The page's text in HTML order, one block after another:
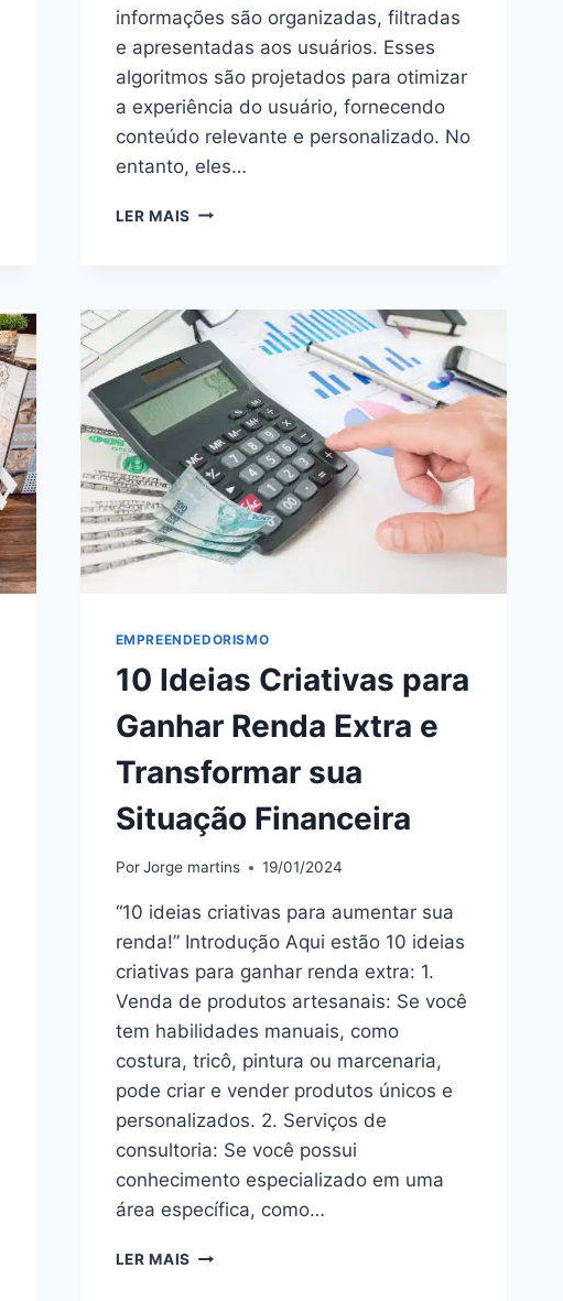
informações são organizadas, filtradas
e apresentadas aos usuários. Esses
algoritmos são projetados para otimizar
a experiência do usuário, fornecendo
conteúdo relevante e personalizado. No
entanto, eles…
LER MAIS DESVENDANDO
COMO
MAXIMIZAR
O
SEU
SUCESSO
ONLINE
EM
2024
EMPREENDEDORISMO
10 Ideias Criativas para
Ganhar Renda Extra e
Transformar sua
Situação Financeira
Por Jorge martins 19/01/2024
“10 ideias criativas para aumentar sua
renda!” Introdução Aqui estão 10 ideias
criativas para ganhar renda extra: 1.
Venda de produtos artesanais: Se você
tem habilidades manuais, como
costura, tricô, pintura ou marcenaria,
pode criar e vender produtos únicos e
personalizados. 2. Serviços de
consultoria: Se você possui
conhecimento especializado em uma
área específica, como…
LER MAIS 10